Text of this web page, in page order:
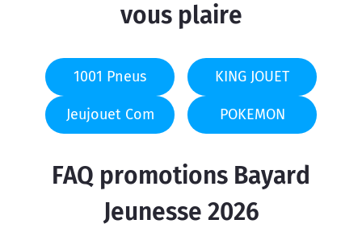
vous plaire
1001 Pneus KING JOUET
Jeujouet Com POKEMON
FAQ promotions Bayard
Jeunesse 2026